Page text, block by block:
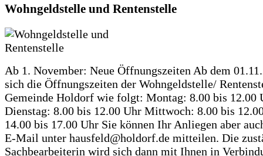
Wohngeldstelle und Rentenstelle
Ab 1. November: Neue Öffnungszeiten Ab dem
sich die Öffnungszeiten der Wohngeldstelle/
Gemeinde Holdorf wie folgt: Montag: 8.00 bis 12.00
Dienstag: 8.00 bis 12.00 Uhr Mittwoch: 8.00 bis
14.00 bis 17.00 Uhr Sie können Ihr Anliegen aber
E-Mail unter hausfeld@holdorf.de mitteilen. Die
Sachbearbeiterin wird sich dann mit Ihnen in